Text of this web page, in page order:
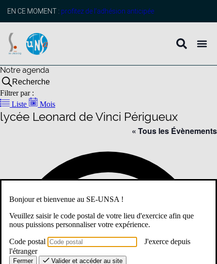
EN CE MOMENT : profitez de l’adhésion anticipée
Notre agenda
Recherche
Filtrer par :
Liste
Mois
lycée Leonard de Vinci Périgueux
« Tous les Évènements
Bonjour et bienvenue au SE-UNSA !
Veuillez saisir le code postal de votre lieu d'exercice afin que
nous puissions personnaliser votre expérience.
Code postal
J'exerce depuis
l'étranger
Fermer Valider et accéder au site